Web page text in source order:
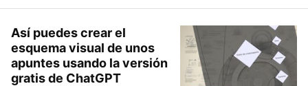
Así puedes crear el
esquema visual de unos
apuntes usando la versión
gratis de ChatGPT